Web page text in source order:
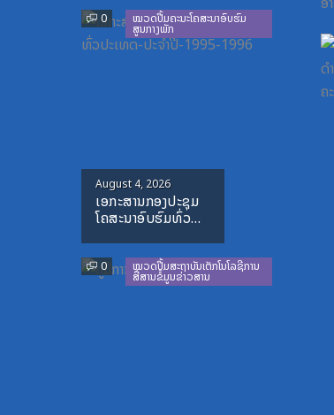
0 ໝວດປື້ມຄະນະໂຄສະນາອົບຮົມ
ສູນກາງພັກ
Posted
on
August 4, 2026
ເອກະສານກອງປະຊຸມ
ໂຄສະນາອົບຮົມທົ່ວ
ປີ-1995-1996
0 ໝວດປື້ມສະຖາບັນເຕັກໂນໂລຊີການ
ສື່ສານຂໍ້ມູນຂ່າວສານ